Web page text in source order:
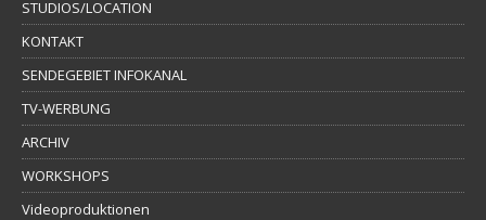
STUDIOS/LOCATION
KONTAKT
SENDEGEBIET INFOKANAL
TV-WERBUNG
ARCHIV
WORKSHOPS
Videoproduktionen